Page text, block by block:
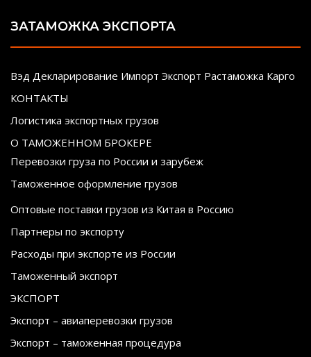
ЗАТАМОЖКА ЭКСПОРТА
Вэд Декларирование Импорт Экспорт Растаможка Карго
КОНТАКТЫ
Логистика экспортных грузов
О ТАМОЖЕННОМ БРОКЕРЕ
Перевозки груза по России и зарубеж
Таможенное оформление грузов
Оптовые поставки грузов из Китая в Россию
Партнеры по экспорту
Расходы при экспорте из России
Таможенный экспорт
ЭКСПОРТ
Экспорт – авиаперевозки грузов
Экспорт – таможенная процедура